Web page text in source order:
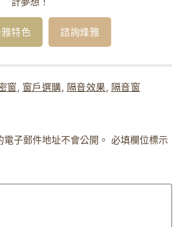
特色 諮詢烽雅
窗, 窗戶選購, 隔音效果, 隔音窗
子郵件地址不會公開。 必填欄位標示